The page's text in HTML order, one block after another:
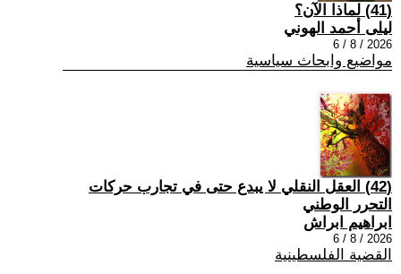
(41) لماذا الآن؟
ليلى أحمد الهوني
2026 / 8 / 6
مواضيع وابحاث سياسية
(42) العقل النقلي لا يبدع حتى في تجارب حركات
التحرر الوطني
ابراهيم ابراش
2026 / 8 / 6
القضية الفلسطينية